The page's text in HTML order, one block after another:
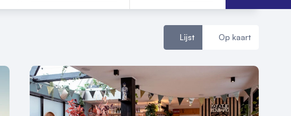
Lijst Op kaart